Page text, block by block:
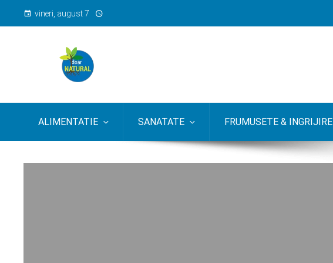
vineri, august 7
ALIMENTATIE SANATATE FRUMUSETE & INGRIJIRE